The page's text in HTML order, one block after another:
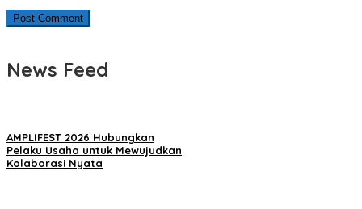
News Feed
AMPLIFEST 2026 Hubungkan
Pelaku Usaha untuk Mewujudkan
Kolaborasi Nyata